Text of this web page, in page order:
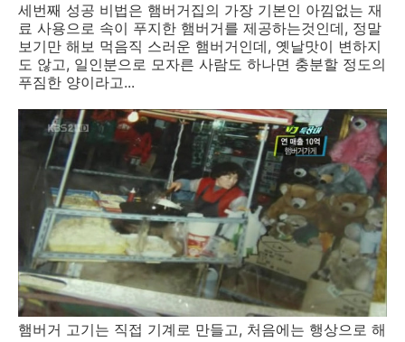
세번째 성공 비법은 햄버거집의 가장 기본인 아낌없는 재
료 사용으로 속이 푸지한 햄버거를 제공하는것인데, 정말
보기만 해보 먹음직 스러운 햄버거인데, 옛날맛이 변하지
도 않고, 일인분으로 모자른 사람도 하나면 충분할 정도의
푸짐한 양이라고...
햄버거 고기는 직접 기계로 만들고, 처음에는 행상으로 해